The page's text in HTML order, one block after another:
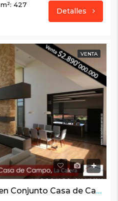
m²: 427
Detalles
VENTA
Linda casa de 430m2 en Conjunto Casa de Campo, La Calera